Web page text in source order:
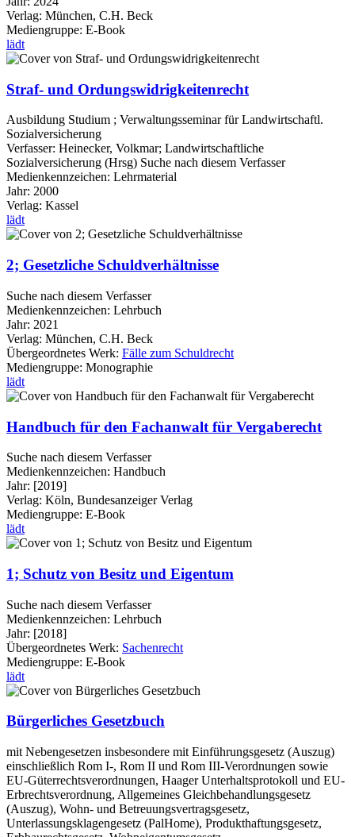
Verlag: München, C.H. Beck
Mediengruppe: E-Book
lädt
Straf- und Ordungswidrigkeitenrecht
Ausbildung Studium ; Verwaltungsseminar für Landwirtschaftl.
Sozialversicherung
Verfasser: Heinecker, Volkmar; Landwirtschaftliche
Sozialversicherung (Hrsg) Suche nach diesem Verfasser
Medienkennzeichen: Lehrmaterial
Jahr: 2000
Verlag: Kassel
lädt
2; Gesetzliche Schuldverhältnisse
Suche nach diesem Verfasser
Medienkennzeichen: Lehrbuch
Jahr: 2021
Verlag: München, C.H. Beck
Übergeordnetes Werk: Fälle zum Schuldrecht
Mediengruppe: Monographie
lädt
Handbuch für den Fachanwalt für Vergaberecht
Suche nach diesem Verfasser
Medienkennzeichen: Handbuch
Jahr: [2019]
Verlag: Köln, Bundesanzeiger Verlag
Mediengruppe: E-Book
lädt
1; Schutz von Besitz und Eigentum
Suche nach diesem Verfasser
Medienkennzeichen: Lehrbuch
Jahr: [2018]
Übergeordnetes Werk: Sachenrecht
Mediengruppe: E-Book
lädt
Bürgerliches Gesetzbuch
mit Nebengesetzen insbesondere mit Einführungsgesetz (Auszug)
einschließlich Rom I-, Rom II und Rom III-Verordnungen sowie
EU-Güterrechtsverordnungen, Haager Unterhaltsprotokoll und EU-
Erbrechtsverordnung, Allgemeines Gleichbehandlungsgesetz
(Auszug), Wohn- und Betreuungsvertragsgesetz,
Unterlassungsklagengesetz (PalHome), Produkthaftungsgesetz,